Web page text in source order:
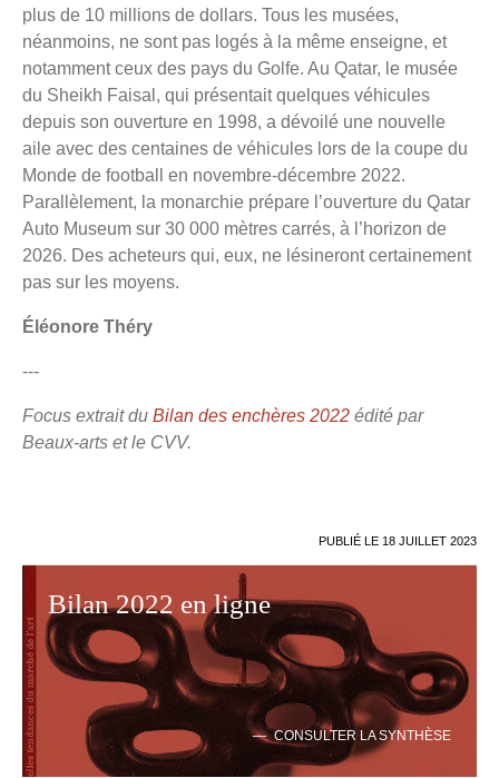
plus de 10 millions de dollars. Tous les musées,
néanmoins, ne sont pas logés à la même enseigne, et
notamment ceux des pays du Golfe. Au Qatar, le musée
du Sheikh Faisal, qui présentait quelques véhicules
depuis son ouverture en 1998, a dévoilé une nouvelle
aile avec des centaines de véhicules lors de la coupe du
Monde de football en novembre-décembre 2022.
Parallèlement, la monarchie prépare l’ouverture du Qatar
Auto Museum sur 30 000 mètres carrés, à l’horizon de
2026. Des acheteurs qui, eux, ne lésineront certainement
pas sur les moyens.
Éléonore Théry
---
Focus extrait du Bilan des enchères 2022 édité par
Beaux-arts et le CVV.
PUBLIÉ LE 18 JUILLET 2023
Bilan 2022 en ligne
CONSULTER LA SYNTHÈSE